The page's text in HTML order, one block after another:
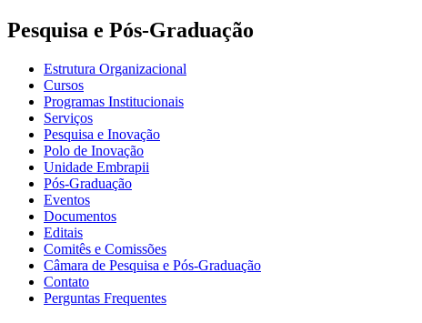
Pesquisa e Pós-Graduação
Estrutura Organizacional
Cursos
Programas Institucionais
Serviços
Pesquisa e Inovação
Polo de Inovação
Unidade Embrapii
Pós-Graduação
Eventos
Documentos
Editais
Comitês e Comissões
Câmara de Pesquisa e Pós-Graduação
Contato
Perguntas Frequentes